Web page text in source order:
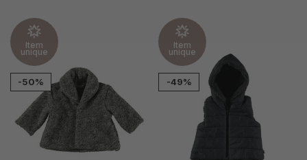
Item
unique
-50%
Item
unique
-49%